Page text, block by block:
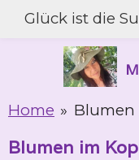
Zum
springen
Glück ist die
Home » Blumen
Blumen im